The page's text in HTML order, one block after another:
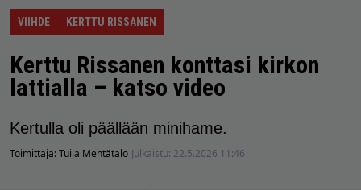
VIIHDE KERTTU RISSANEN
Kerttu Rissanen konttasi kirkon
lattialla – katso video
Kertulla oli päällään minihame.
Toimittaja:Tuija Mehtätalo Julkaistu: 22.5.2026 11:46